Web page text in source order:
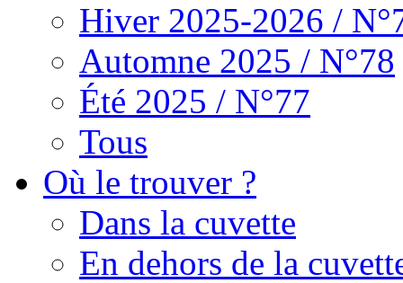
Hiver 2025-2026 /
Automne 2025 / N°78
Été 2025 / N°77
Tous
Où le trouver ?
Dans la cuvette
En dehors de la